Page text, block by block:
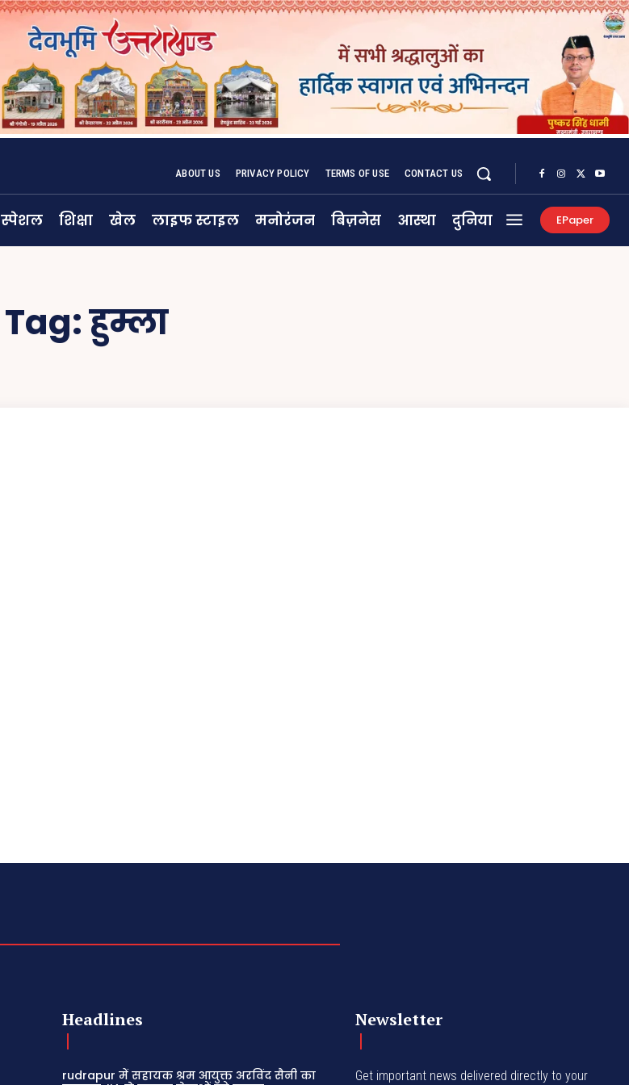
ABOUT US PRIVACY POLICY TERMS OF USE CONTACT US
स्पेशल शिक्षा खेल लाइफ स्टाइल मनोरंजन बिज़नेस आस्था दुनिया EPaper
Tag:हुम्ला
Headlines
rudrapur में सहायक श्रम आयुक्त अरविंद सैनी का
Newsletter
Get important news delivered directly to your